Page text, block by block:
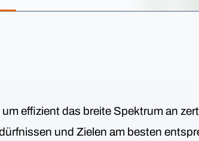
effizient das breite Spektrum an
und Zielen am besten